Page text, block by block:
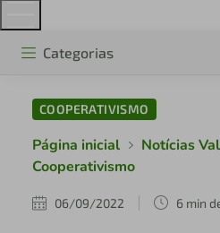
Categorias
COOPERATIVISMO
Página inicial
Notícias
Cooperativismo
06/09/2022 6 min